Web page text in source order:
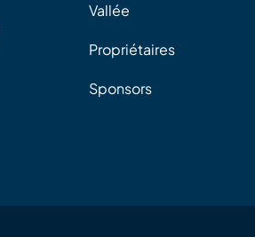
Vallée
Propriétaires
Sponsors